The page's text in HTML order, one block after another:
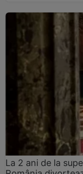
La 2 ani de la